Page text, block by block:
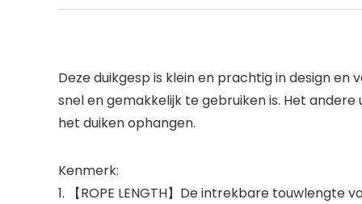
Deze duikgesp is klein en prachtig in design en
snel en gemakkelijk te gebruiken is. Het
het duiken ophangen.
Kenmerk:
1. 【ROPE LENGTH】De intrekbare touwlengte